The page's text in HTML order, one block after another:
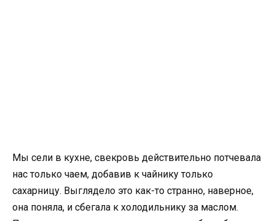
Мы сели в кухне, свекровь действительно потчевала
нас только чаем, добавив к чайнику только
сахарницу. Выглядело это как-то странно, наверное,
она поняла, и сбегала к холодильнику за маслом.